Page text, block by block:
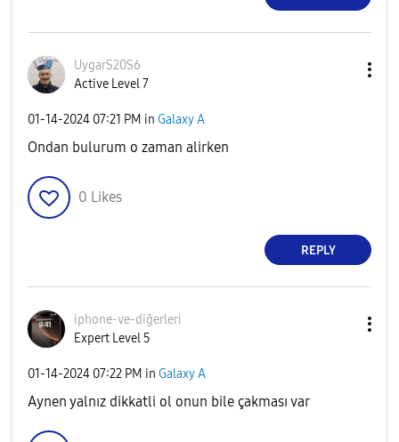
UygarS20S6
Active Level 7
‎01-14-2024 07:21 PM in Galaxy A
Ondan bulurum o zaman alirken
0 Likes
REPLY
iphone-ve-diğerleri
Expert Level 5
‎01-14-2024 07:22 PM in Galaxy A
Aynen yalnız dikkatli ol onun bile çakması var